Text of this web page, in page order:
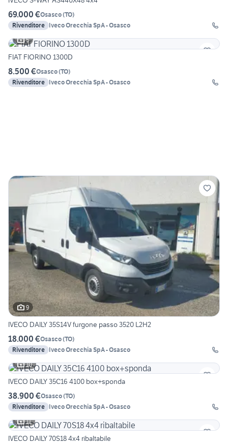
69.000 €Osasco(TO)
Rivenditore Iveco Orecchia SpA - Osasco
5
FIAT FIORINO 1300D
8.500 €Osasco(TO)
Rivenditore Iveco Orecchia SpA - Osasco
9
IVECO DAILY 35S14V furgone passo 3520 L2H2
18.000 €Osasco(TO)
Rivenditore Iveco Orecchia SpA - Osasco
10
IVECO DAILY 35C16 4100 box+sponda
38.900 €Osasco(TO)
Rivenditore Iveco Orecchia SpA - Osasco
11
IVECO DAILY 70S18 4x4 ribaltabile